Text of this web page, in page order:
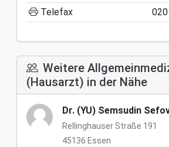
Telefax
Weitere
(Hausarzt) in der Nähe
Dr. (YU) Semsudin
Rellinghauser Straße 191
45136 Essen